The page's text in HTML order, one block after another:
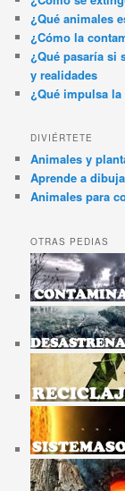
¿Qué animales
¿Cómo la
¿Qué pasaría si
y realidades
¿Qué impulsa
DIVIÉRTETE
Animales y
Aprende a
Animales para
OTRAS PEDIAS